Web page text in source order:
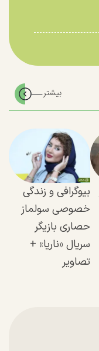
بیوگرافی و زندگی
خصوصی سولماز
حصاری بازیگر
سریال «ناریا» +
تصاویر